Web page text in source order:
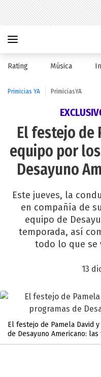
Rating Música
Primicias YA PrimiciasYA
El festejo de
equipo por
Desayuno
Este jueves, la
en compañía de
equipo de
temporada, así
todo lo que se
13
El festejo de Pamela David
de Desayuno Americano: las